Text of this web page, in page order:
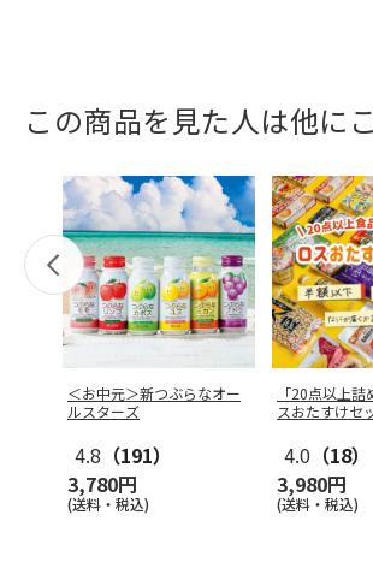
この商品を見た人は他に
＜お中元＞新つぶらなオー
ルスターズ
4.8 （191）
3,780円
(送料・税込)
「20点以上
スおたすけセ
4.0 （18）
3,980円
(送料・税込)